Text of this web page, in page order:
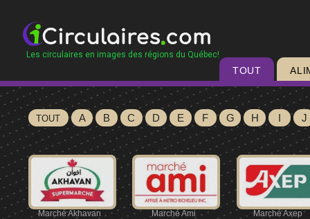
Les circulaires en images des régions du Québec!
TOUT
TOUT A B C D E F G H I J
Marché Akhavan Marché Ami Marché Axep